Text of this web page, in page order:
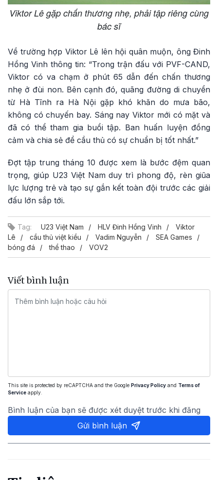
Viktor Lê gặp chấn thương nhẹ, phải tập riêng cùng
bác sĩ
Về trường hợp Viktor Lê lên hội quân muộn, ông Đinh
Hồng Vinh thông tin: “Trong trận đấu với PVF-CAND,
Viktor có va chạm ở phút 65 dẫn đến chấn thương
nhẹ ở đùi non. Bên cạnh đó, quãng đường di chuyển
từ Hà Tĩnh ra Hà Nội gặp khó khăn do mưa bão,
không có chuyến bay. Sáng nay Viktor mới có mặt và
đã có thể tham gia buổi tập. Ban huấn luyện đồng
cảm và chia sẻ để cầu thủ có sự chuẩn bị tốt nhất.”
Đợt tập trung tháng 10 được xem là bước đệm quan
trọng, giúp U23 Việt Nam duy trì phong độ, rèn giũa
lực lượng trẻ và tạo sự gắn kết toàn đội trước các giải
đấu lớn sắp tới.
Tag: U23 Việt Nam HLV Đinh Hồng Vinh
Viktor
Lê
cầu thủ việt kiều Vadim Nguyễn
SEA Games
bóng đá
thể thao VOV2
Viết bình luận
This site is protected by reCAPTCHA and the Google Privacy Policy and Terms of
Service apply.
Bình luận của bạn sẽ được xét duyệt trước khi đăng
Gửi bình luận